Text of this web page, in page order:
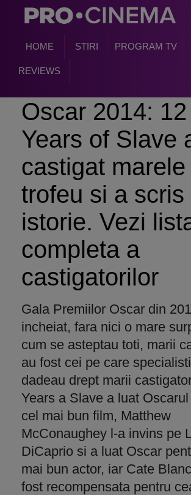
HOME STIRI PROGRAM TV
REVIEWS
Oscar 2014: 12
Years of Slave
castigat marele
trofeu si a scris
istorie. Vezi
completa a
castigatorilor
Gala Premiilor Oscar din
incheiat, fara nici o mare
cum se asteptau toti, marii
au fost cei pe care
dadeau drept marii
Years a Slave a luat
cel mai bun film, Matthew
McConaughey l-a invins pe
DiCaprio si a luat Oscar
mai bun actor, iar Cate
fost recompensata pentru